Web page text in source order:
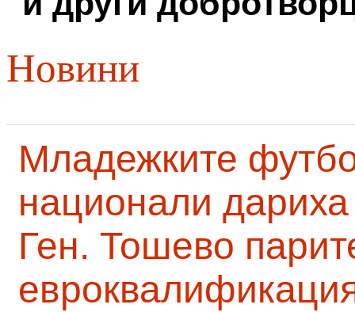
Новини
Младежките
национали
Ген. Тошево